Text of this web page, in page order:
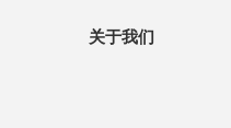
关于我们